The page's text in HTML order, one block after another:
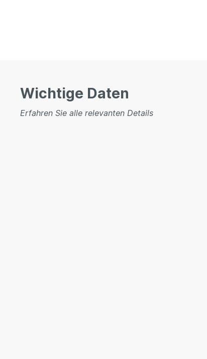
Wichtige Daten
Erfahren Sie alle relevanten Details